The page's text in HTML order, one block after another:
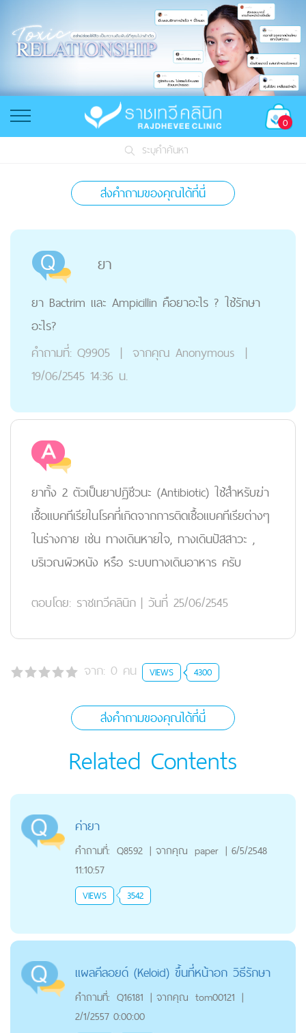
0
ระบุคำค้นหา
ส่งคำถามของคุณได้ที่นี่
ยา
ยา Bactrim และ Ampicillin คือยาอะไร ? ใช้รักษา
อะไร?
คำถามที่: Q9905 | จากคุณ Anonymous |
19/06/2545 14:36 น.
ยาทั้ง 2 ตัวเป็นยาปฏิชีวนะ (Antibiotic) ใช้สำหรับฆ่า
เชื้อแบคทีเรียในโรคที่เกิดจากการติดเชื้อแบคทีเรียต่างๆ
ในร่างกาย เช่น ทางเดินหายใจ, ทางเดินปัสสาวะ ,
บริเวณผิวหนัง หรือ ระบบทางเดินอาหาร ครับ
ตอบโดย: ราชเทวีคลินิก | วันที่ 25/06/2545
จาก: 0 คน VIEWS 4300
ส่งคำถามของคุณได้ที่นี่
Related Contents
ค่ายา
คำถามที่: Q8592 | จากคุณ paper | 6/5/2548
11:10:57
VIEWS 3542
แผลคีลอยด์ (Keloid) ขึ้นที่หน้าอก วิธีรักษา
คำถามที่: Q16181 | จากคุณ tom00121 |
2/1/2557 0:00:00